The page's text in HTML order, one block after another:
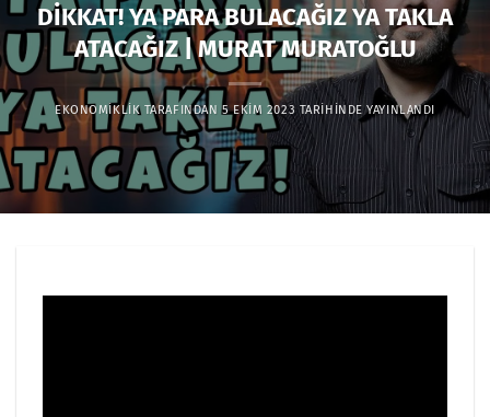
DİKKAT! YA PARA BULACAĞIZ YA TAKLA
ATACAĞIZ | MURAT MURATOĞLU
EKONOMIKLIKTARAFINDAN 5 EKIM 2023TARIHINDE YAYINLANDI